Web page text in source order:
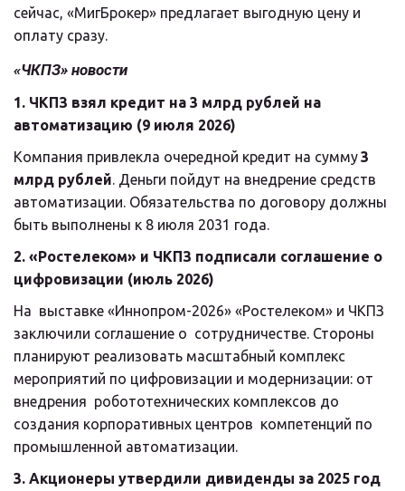
сейчас, «МигБрокер» предлагает выгодную цену и
оплату сразу.
«ЧКПЗ» новости
1. ЧКПЗ взял кредит на 3 млрд рублей на
автоматизацию (9 июля 2026)
Компания привлекла очередной кредит на сумму 3
млрд рублей. Деньги пойдут на внедрение средств
автоматизации. Обязательства по договору должны
быть выполнены к 8 июля 2031 года.
2. «Ростелеком» и ЧКПЗ подписали соглашение о
цифровизации (июль 2026)
На  выставке «Иннопром-2026» «Ростелеком» и ЧКПЗ
заключили соглашение о  сотрудничестве. Стороны
планируют реализовать масштабный комплекс
мероприятий по цифровизации и модернизации: от
внедрения  робототехнических комплексов до
создания корпоративных центров  компетенций по
промышленной автоматизации.
3. Акционеры утвердили дивиденды за 2025 год